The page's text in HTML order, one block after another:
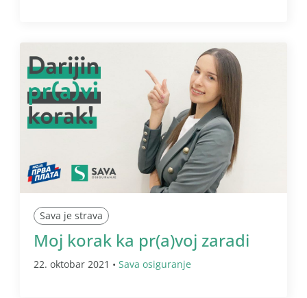
Sava je strava
Moj korak ka pr(a)voj zaradi
22. oktobar 2021 • Sava osiguranje